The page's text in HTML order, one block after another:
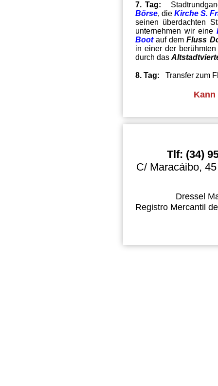
7. Tag:
Börse, dieKirche S.
seinen überdachten
unternehmen wir eine
Boot auf dem Fluss
in einer der
durch das
8. Tag: Transfer zum
Tlf: (34)
C/ Maracáibo,
Dressel
Registro Mercantil